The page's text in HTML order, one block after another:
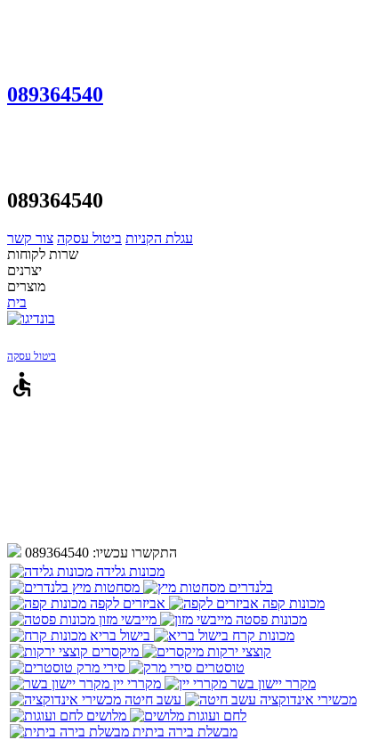
089364540
089364540
עגלת הקניות ביטול עסקה צור קשר
שרות לקוחות
יצרנים
מוצרים
בית
ביטול עסקה
accessible
התקשרו עכשיו: 089364540
מכונות גלידה
בלנדרים
מסחטות מיץ
מכונות קפה
אביזרים לקפה
מכונות פסטה
מייבשי מזון
מכונות קרח
בישול בריא
קוצצי ירקות
מיקסרים
טוסטרים
סירי מרק
מקרר יישון בשר
מקררי יין
מכשירי אינדוקציה
עשב חיטה
לחם ועוגות
מלושים
מבשלת בירה ביתית